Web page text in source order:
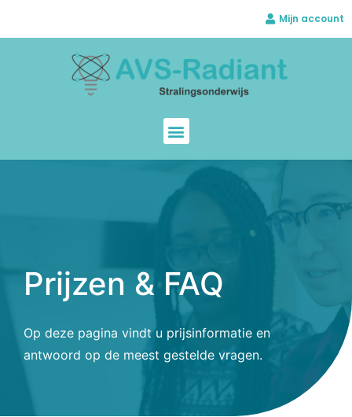
Mijn account
Prijzen & FAQ
Op deze pagina vindt u prijsinformatie en
antwoord op de meest gestelde vragen.